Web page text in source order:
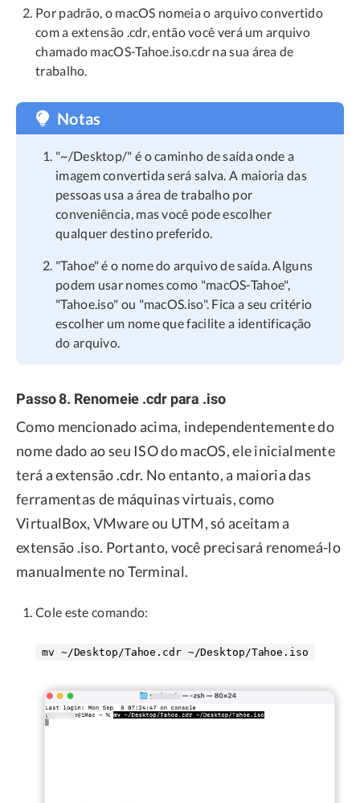
Por padrão, o macOS nomeia o arquivo convertido
com a extensão .cdr, então você verá um arquivo
chamado macOS-Tahoe.iso.cdr na sua área de
trabalho.
Notas
"~/Desktop/" é o caminho de saída onde a
imagem convertida será salva. A maioria das
pessoas usa a área de trabalho por
conveniência, mas você pode escolher
qualquer destino preferido.
"Tahoe" é o nome do arquivo de saída. Alguns
podem usar nomes como "macOS-Tahoe",
"Tahoe.iso" ou "macOS.iso". Fica a seu critério
escolher um nome que facilite a identificação
do arquivo.
Passo 8. Renomeie .cdr para .iso
Como mencionado acima, independentemente do
nome dado ao seu ISO do macOS, ele inicialmente
terá a extensão .cdr. No entanto, a maioria das
ferramentas de máquinas virtuais, como
VirtualBox, VMware ou UTM, só aceitam a
extensão .iso. Portanto, você precisará renomeá-lo
manualmente no Terminal.
Cole este comando:
mv ~/Desktop/Tahoe.cdr ~/Desktop/Tahoe.iso